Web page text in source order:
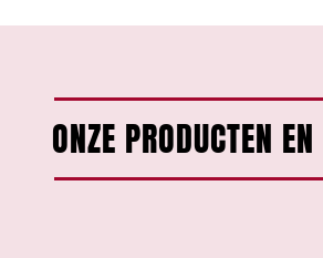
ONZE PRODUCTEN